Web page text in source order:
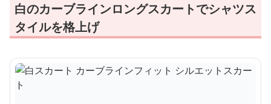
白のカーブラインロングスカートでシャツス
タイルを格上げ